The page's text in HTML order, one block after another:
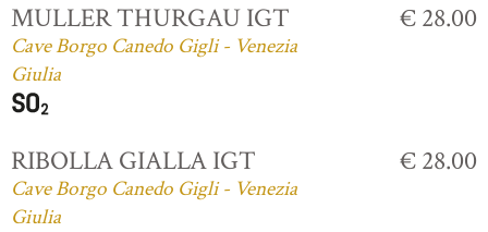
MULLER THURGAU IGT
Cave Borgo Canedo Gigli - Venezia
Giulia
€ 28.00
RIBOLLA GIALLA IGT
Cave Borgo Canedo Gigli - Venezia
Giulia
€ 28.00